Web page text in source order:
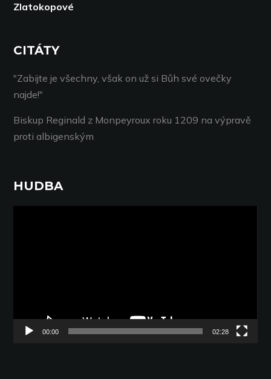
Zlatokopové
CITÁTY
"Zabijte je všechny, však on už si Bůh své ovečky
najde!"
Biskup Reginald z Monpeyroux roku 1209 na výpravě
proti albigenským
HUDBA
00:00 02:28